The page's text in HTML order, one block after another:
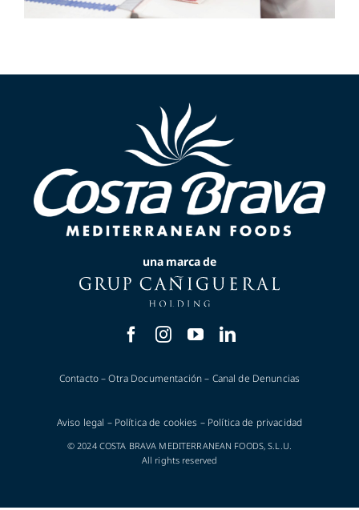
una marca de
Contacto–Otra Documentación– Canal de Denuncias
Aviso legal – Política de cookies – Política de privacidad
© 2024 COSTA BRAVA MEDITERRANEAN FOODS, S.L.U.
All rights reserved